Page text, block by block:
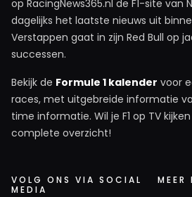
op RacingNews365.nl de F1-site van
dagelijks het laatste nieuws uit
Verstappen gaat in zijn Red Bull op
successen.
Bekijk de Formule 1 kalender voor
races, met uitgebreide informatie
time informatie. Wil je F1 op TV
complete overzicht!
VOLG ONS VIA SOCIAL
MEDIA
MEER